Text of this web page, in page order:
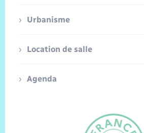
Urbanisme
Location de salle
Agenda